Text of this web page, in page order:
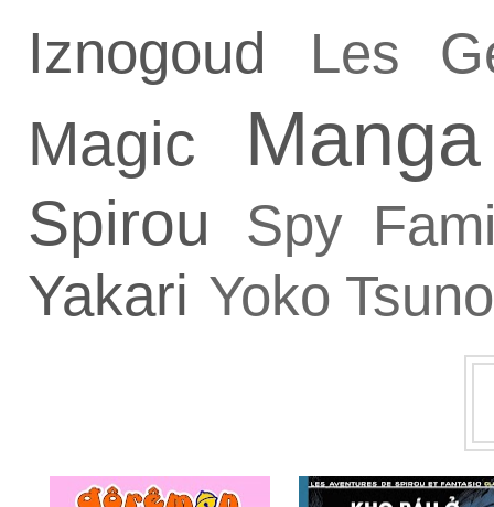
Iznogoud Les
Magic Manga
Spirou Spy
Yakari Yoko Tsuno